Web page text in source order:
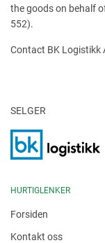
the goods on behalf
552).
Contact BK Logistikk
SELGER
HURTIGLENKER
Forsiden
Kontakt oss